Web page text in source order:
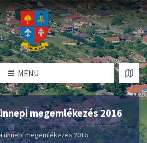
MENU
megemlékezés 2016
ünnepi megemlékezés 2016